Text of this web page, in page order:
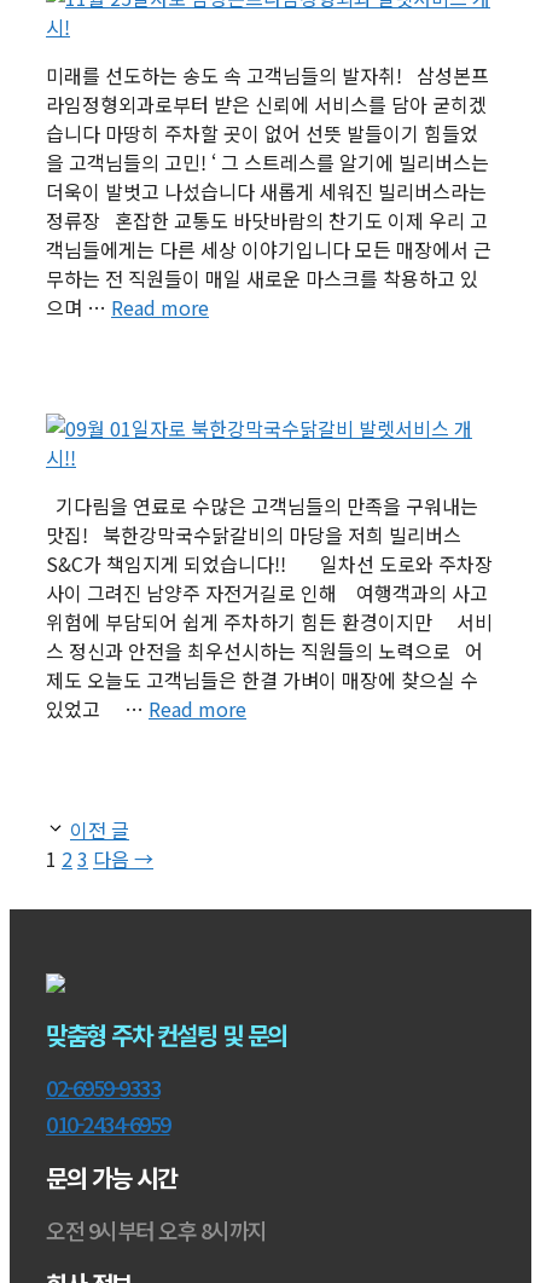
미래를 선도하는 송도 속 고객님들의 발자취! 삼성본프
라임정형외과로부터 받은 신뢰에 서비스를 담아 굳히겠
습니다 마땅히 주차할 곳이 없어 선뜻 발들이기 힘들었
을 고객님들의 고민! ‘ 그 스트레스를 알기에 빌리버스는
더욱이 발벗고 나섰습니다 새롭게 세워진 빌리버스라는
정류장 혼잡한 교통도 바닷바람의 찬기도 이제 우리 고
객님들에게는 다른 세상 이야기입니다 모든 매장에서 근
무하는 전 직원들이 매일 새로운 마스크를 착용하고 있
으며 … Read more
기다림을 연료로 수많은 고객님들의 만족을 구워내는
맛집! 북한강막국수닭갈비의 마당을 저희 빌리버스
S&C가 책임지게 되었습니다!! 일차선 도로와 주차장
사이 그려진 남양주 자전거길로 인해 여행객과의 사고
위험에 부담되어 쉽게 주차하기 힘든 환경이지만 서비
스 정신과 안전을 최우선시하는 직원들의 노력으로 어
제도 오늘도 고객님들은 한결 가벼이 매장에 찾으실 수
있었고 … Read more
이전 글
페
지
1 페
지
2페
지
3 다음 →
맞춤형 주차 컨설팅 및 문의
02-6959-9333
010-2434-6959
문의 가능 시간
오전 9시부터 오후 8시까지